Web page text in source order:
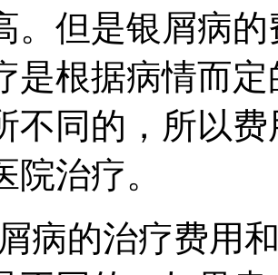
。但是银屑病
是根据病情而
不同的，所以
院治疗。
病的治疗费用